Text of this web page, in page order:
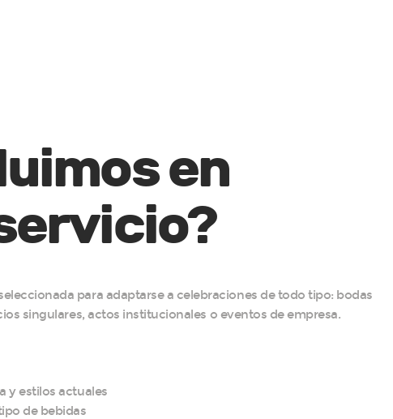
en
para adaptarse a celebraciones de todo tipo: bodas
singulares, actos institucionales o eventos de empresa.
y estilos actuales
de bebidas